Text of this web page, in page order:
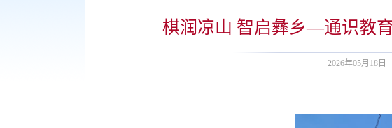
棋润凉山 智启彝乡—通识教
2026年05月18日